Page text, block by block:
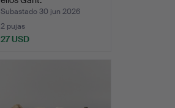
Subastado 30 jun 2026
2 pujas
27 USD